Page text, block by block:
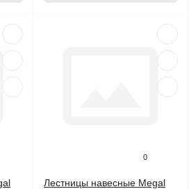
0
Лестницы навесные Megal